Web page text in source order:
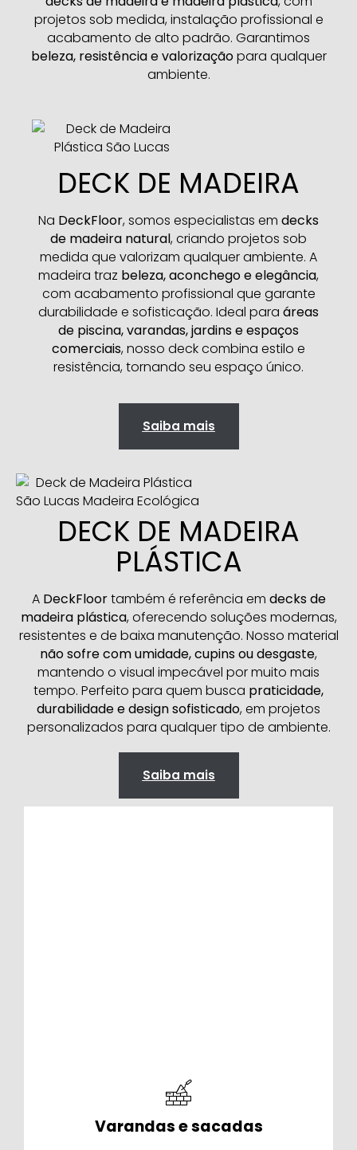
projetos sob medida, instalação profissional e
acabamento de alto padrão. Garantimos
beleza, resistência e valorizaçãopara qualquer
ambiente.
DECK DE MADEIRA
Na DeckFloor, somos especialistas em decks
de madeira natural, criando projetos sob
medida que valorizam qualquer ambiente. A
madeira traz beleza, aconchego e elegância,
com acabamento profissional que garante
durabilidade e sofisticação. Ideal para áreas
de piscina, varandas, jardins e espaços
comerciais, nosso deck combina estilo e
resistência, tornando seu espaço único.
Saiba mais
DECK DE MADEIRA
PLÁSTICA
A DeckFloortambém é referência em decks de
madeira plástica, oferecendo soluções modernas,
resistentes e de baixa manutenção. Nosso material
não sofre com umidade, cupins ou desgaste,
mantendo o visual impecável por muito mais
tempo. Perfeito para quem busca praticidade,
durabilidade e design sofisticado, em projetos
personalizados para qualquer tipo de ambiente.
Saiba mais
Varandas e sacadas